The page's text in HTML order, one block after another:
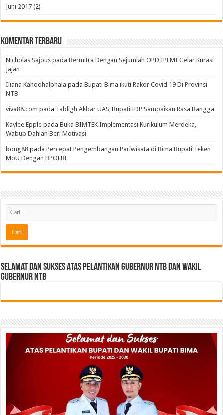
Juni 2017 (2)
Komentar Terbaru
Nicholas Sajous padaBermitra Dengan Sejumlah OPD,IPEMI Gelar Kurasi
Jajan
Iliana Kahoohalphala padaBupati Bima ikuti Rakor Covid 19 Di Provinsi
NTB
viva88.com pada Tabligh Akbar UAS, Bupati IDP Sampaikan Rasa Bangga
Kaylee Epple padaBuka BIMTEK Implementasi Kurikulum Merdeka,
Wabup Dahlan Beri Motivasi
bong88 padaPercepat Pengembangan Pariwisata di Bima Bupati Teken
MoU Dengan BPOLBF
Selamat dan sukses Atas pelantikan Gubernur NTB Dan Wakil
gubernur NTB